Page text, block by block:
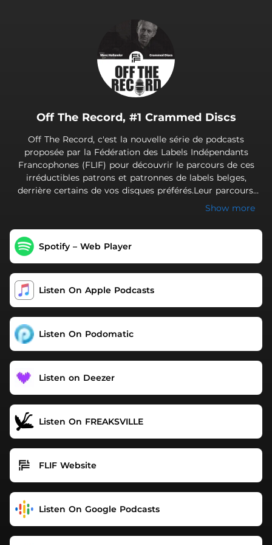
Off The Record, #1 Crammed Discs
Off The Record, c'est la nouvelle série de podcasts
proposée par la Fédération des Labels Indépendants
Francophones (FLIF) pour découvrir le parcours de ces
irréductibles patrons et patronnes de labels belges,
derrière certains de vos disques préférés.Leur parcours,
leurs amours et leurs emmerdes, ils et elles nous
qu'on retournerait. Premier épisode avec Marc Hollander,
musicien, fondateur et gérant de Crammed Discs, le plus
ancien label belge indépendant encore en
activité.Interview et édition : Thomas
Ducres Enregistrement, son et montage : Benjamin
Schoos Voix générique : Lucie RezsöhazyVisuels : Greg
Noël Produit par Freaksville Publishing SRLDistribué par
Freaksville Podcasts
Show more
Spotify – Web Player
‎Listen On Apple Podcasts
Listen On Podomatic
Listen on Deezer
Listen On FREAKSVILLE
FLIF Website
Listen On Google Podcasts